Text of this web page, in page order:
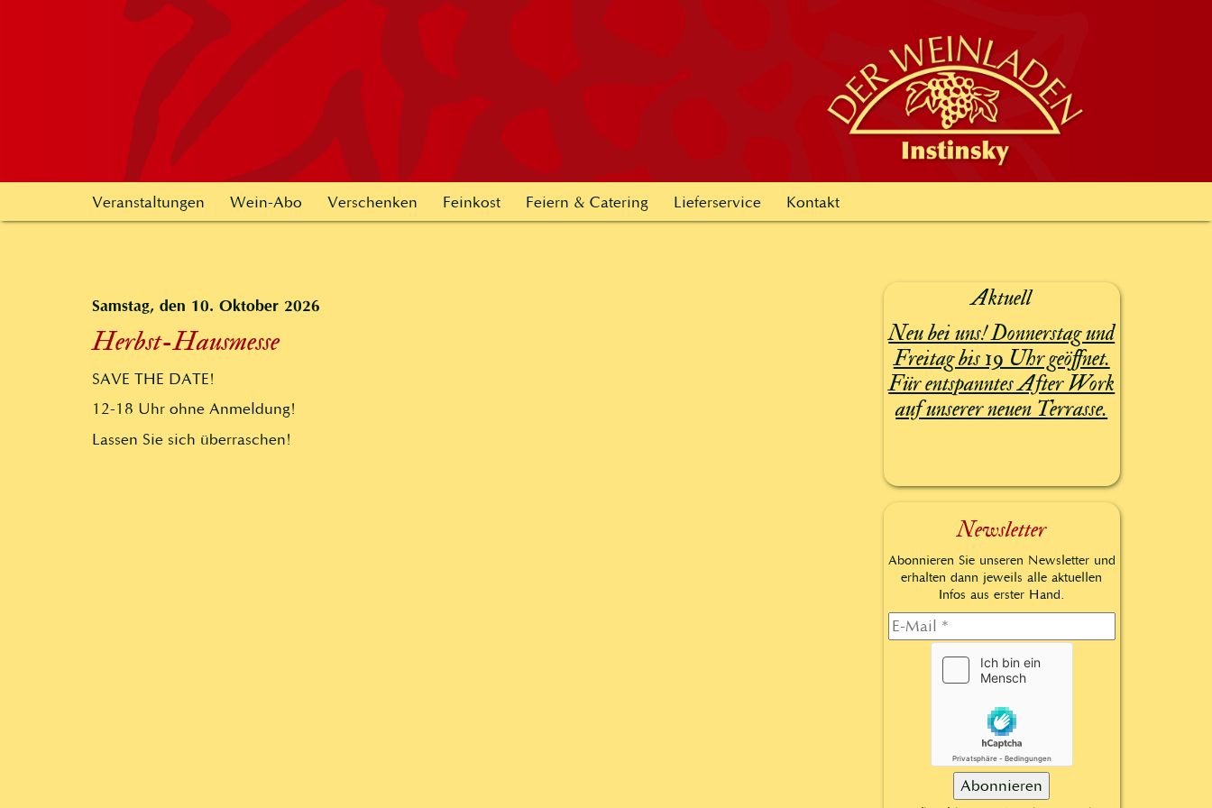
Veranstaltungen Wein-Abo Verschenken Feinkost Feiern & Catering Lieferservice Kontakt
Samstag, den 10. Oktober 2026
Herbst-Hausmesse
SAVE THE DATE!
12-18 Uhr ohne Anmeldung!
Lassen Sie sich überraschen!
Aktuell
Neu bei uns! Donnerstag und
Freitag bis 19 Uhr geöffnet.
Für entspanntes After Work
auf unserer neuen Terrasse.
Newsletter
Abonnieren Sie unseren Newsletter und
erhalten dann jeweils alle aktuellen
Infos aus erster Hand.